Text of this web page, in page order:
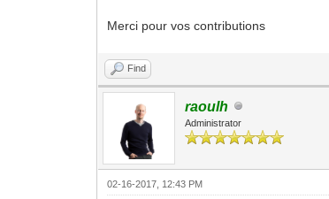
Merci pour vos contributions
Find
raoulh
Administrator
02-16-2017, 12:43 PM